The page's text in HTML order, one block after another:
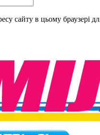
сайту в цьому браузері